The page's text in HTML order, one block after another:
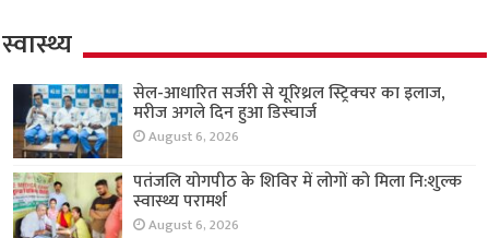
स्वास्थ्य
सेल-आधारित सर्जरी से यूरिथ्रल स्ट्रिक्चर का इलाज,
मरीज अगले दिन हुआ डिस्चार्ज
August 6, 2026
पतंजलि योगपीठ के शिविर में लोगों को मिला नि:शुल्क
स्वास्थ्य परामर्श
August 6, 2026